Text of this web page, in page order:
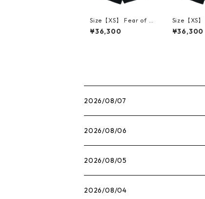
Size【XS】 Fear of G
od フィアーオブゴッ
ド Essentials SS26 Cl
¥36,300
Size【XS
od フィア
ド
¥36,300
2026/08/07
2026/08/06
2026/08/05
2026/08/04